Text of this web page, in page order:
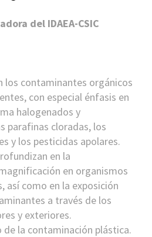
del IDAEA-CSIC
los contaminantes orgánicos
con especial énfasis en
halogenados y
parafinas cloradas, los
y los pesticidas apolares.
en la
en organismos
así como en la exposición
a través de los
y exteriores.
de la contaminación plástica.